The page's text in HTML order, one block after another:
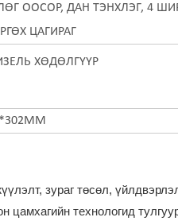
ООСОР, ДАН ТЭНХЛЭГ, 4
ЦАГИРАГ
ХӨДӨЛГҮҮР
зураг төсөл,
цамхагийн технологид